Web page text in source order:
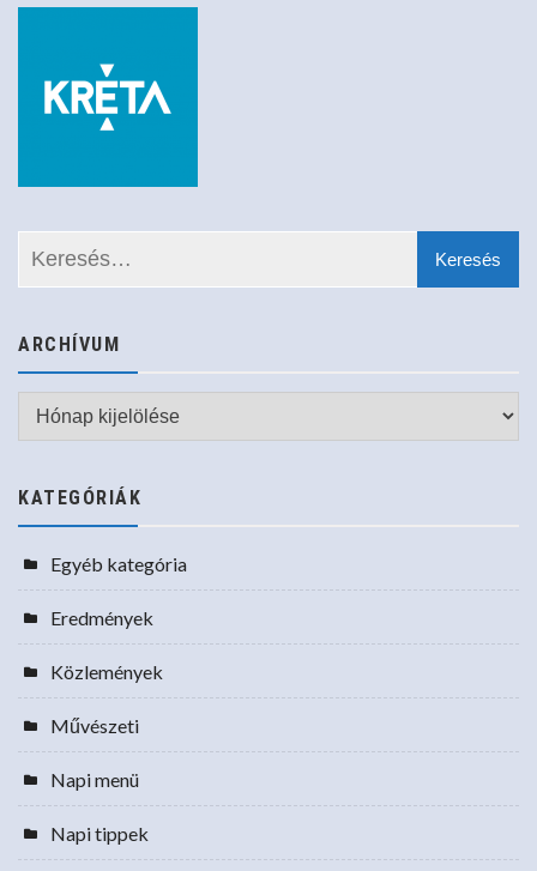
ARCHÍVUM
Archívum
KATEGÓRIÁK
Egyéb kategória
Eredmények
Közlemények
Művészeti
Napi menü
Napi tippek